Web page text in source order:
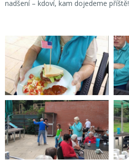
nadšení – kdoví, kam dojedeme příště!